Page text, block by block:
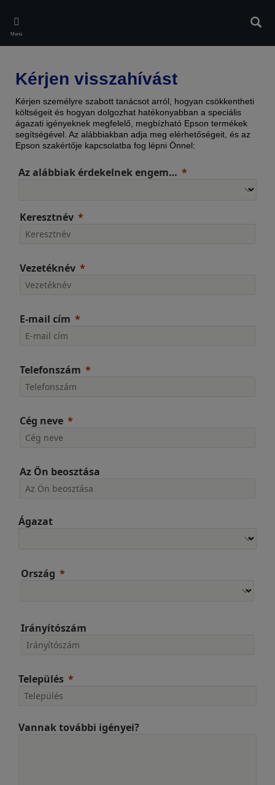
main
content
Menü
Kérjen visszahívást
Kérjen személyre szabott tanácsot arról, hogyan csökkentheti
költségeit és hogyan dolgozhat hatékonyabban a speciális
ágazati igényeknek megfelelő, megbízható Epson termékek
segítségével. Az alábbiakban adja meg elérhetőségeit, és az
Epson szakértője kapcsolatba fog lépni Önnel:
Az alábbiak érdekelnek engem…
Keresztnév
Vezetéknév
E-mail cím
Telefonszám
Cég neve
Az Ön beosztása
Ágazat
Ország
Irányítószám
Település
Vannak további igényei?